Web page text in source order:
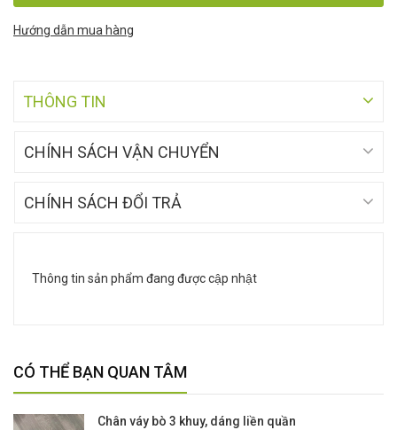
Hướng dẫn mua hàng
THÔNG TIN
CHÍNH SÁCH VẬN CHUYỂN
CHÍNH SÁCH ĐỔI TRẢ
Thông tin sản phẩm đang được cập nhật
CÓ THỂ BẠN QUAN TÂM
Chân váy bò 3 khuy, dáng liền quần